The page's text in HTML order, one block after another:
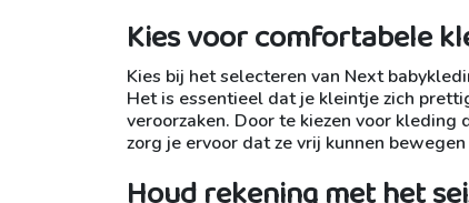
Kies voor comfortabele
Kies bij het selecteren van Next
Het is essentieel dat je kleintje zich
veroorzaken. Door te kiezen voor
zorg je ervoor dat ze vrij kunnen